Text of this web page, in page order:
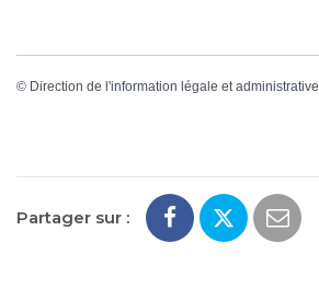
© Direction de l'information légale et administrative
Partager sur :